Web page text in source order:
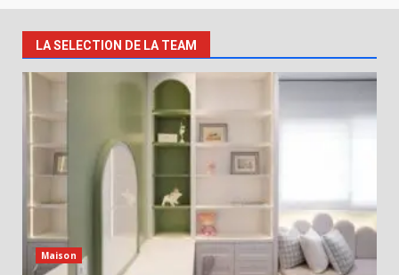
LA SELECTION DE LA TEAM
Maison